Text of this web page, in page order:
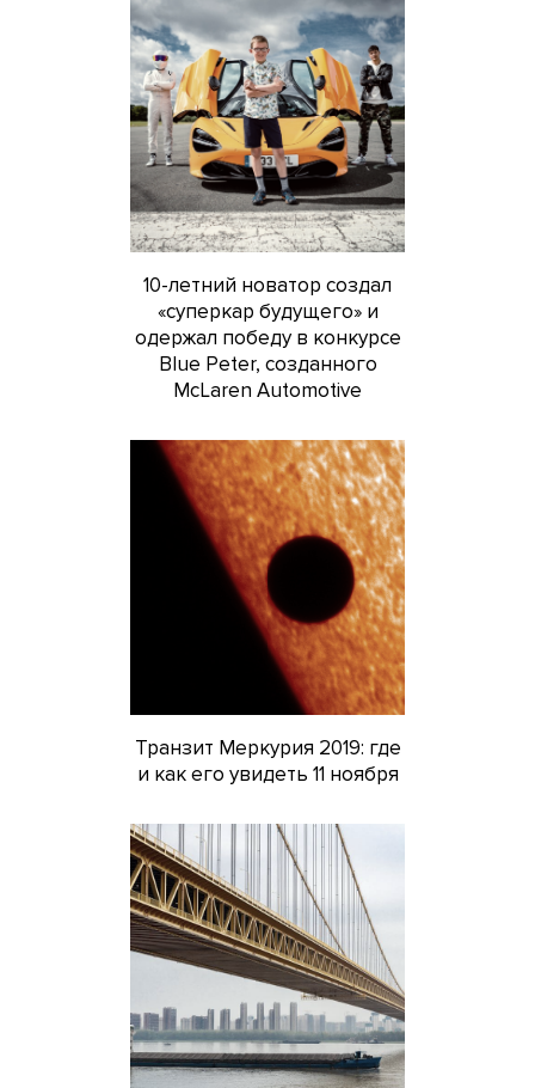
10-летний новатор создал
«суперкар будущего» и
одержал победу в конкурсе
Blue Peter, созданного
McLaren Automotive
Транзит Меркурия 2019: где
и как его увидеть 11 ноября